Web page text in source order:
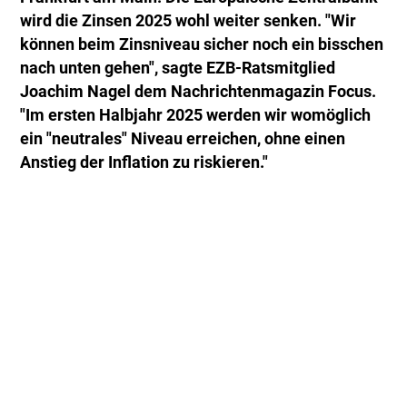
wird die Zinsen 2025 wohl weiter senken. "Wir
können beim Zinsniveau sicher noch ein bisschen
nach unten gehen", sagte EZB-Ratsmitglied
Joachim Nagel dem Nachrichtenmagazin Focus.
"Im ersten Halbjahr 2025 werden wir womöglich
ein "neutrales" Niveau erreichen, ohne einen
Anstieg der Inflation zu riskieren."